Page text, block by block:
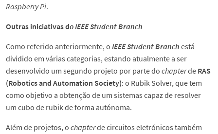
Raspberry Pi.
Outras iniciativas do IEEE Student Branch
Como referido anteriormente, o IEEE Student Branch está
dividido em várias categorias, estando atualmente a ser
desenvolvido um segundo projeto por parte do chapterde RAS
(Robotics and Automation Society): o Rubik Solver, que tem
como objetivo a obtenção de um sistemas capaz de resolver
um cubo de rubik de forma autónoma.
Além de projetos, o chapterde circuitos eletrónicos também